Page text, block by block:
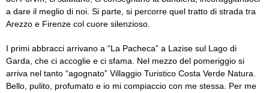
a dare il meglio di noi. Si parte, si percorre quel tratto di strada tra
Arezzo e Firenze col cuore silenzioso.
I primi abbracci arrivano a “La Pacheca” a Lazise sul Lago di
Garda, che ci accoglie e ci sfama. Nel mezzo del pomeriggio si
arriva nel tanto “agognato” Villaggio Turistico Costa Verde Natura.
Bello, pulito, profumato e io mi compiaccio con me stessa. Per me